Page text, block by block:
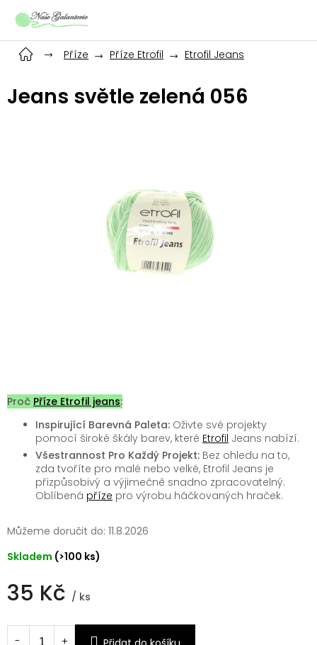
Příze
Příze Etrofil Etrofil Jeans
Jeans světle zelená 056
35 Kč / ks
cena:
Skladem (>100 ks)
Můžeme doručit do: 11.8.2026
Proč Příze Etrofil jeans:
Inspirující Barevná Paleta: Oživte své projekty
pomocí široké škály barev, které Etrofil Jeans nabízí.
Všestrannost Pro Každý Projekt: Bez ohledu na to,
zda tvoříte pro malé nebo velké, Etrofil Jeans je
přizpůsobivý a výjimečně snadno zpracovatelný.
Oblíbená příze pro výrobu háčkovaných hraček.